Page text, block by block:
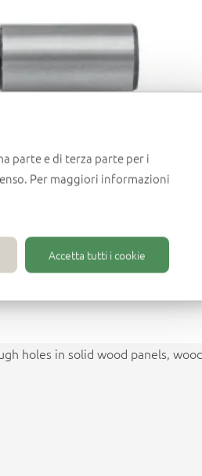
parte e di terza parte per i
Per maggiori informazioni
Accetta tutti i cookie
holes in solid wood panels,